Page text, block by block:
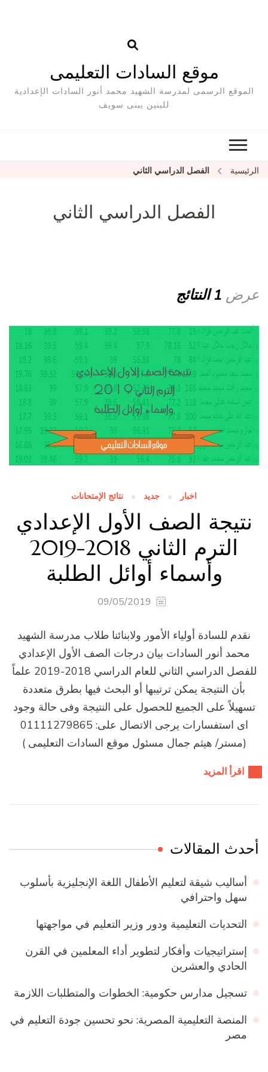
موقع السادات التعليمى
الموقع الرسمى لمدرسة الشهيد محمد أنور السادات الإعدادية
للبنين ببنى سويف
الرئيسية الفصل الدراسي الثاني
الفصل الدراسي الثاني
عرض 1 النتائج
اخبار جديد نتائج الإمتحانات
نتيجة الصف الأول الإعدادي
الترم الثاني 2018-2019
وأسماء أوائل الطلبة
09/05/2019
نقدم للسادة أولياء الأمور ولابنائنا طلاب مدرسة الشهيد
محمد أنور السادات بيان درجات الصف الأول الإعدادي
للفصل الدراسي الثاني للعام الدراسي 2018-2019 علماً
بأن النتيجة يمكن ترتيبها أو البحث فيها بطرق متعددة
تسهيلاً على الجميع للحصول على النتيجة وفى حالة وجود
اى استفسارات يرجى الاتصال على: 01111279865
(مستر/ هيثم جمال مسئول موقع السادات التعليمى )
اقرأ المزيد
أحدث المقالات
أساليب شيقة لتعليم الأطفال اللغة الإنجليزية بأسلوب
سهل واحترافي
التحديات التعليمية ودور وزير التعليم في مواجهتها
إستراتيجيات وأفكار لتطوير أداء المعلمين في القرن
الحادي والعشرين
تسجيل مدارس حكومية: الخطوات والمتطلبات اللازمة
المنصة التعليمية المصرية: نحو تحسين جودة التعليم في
مصر